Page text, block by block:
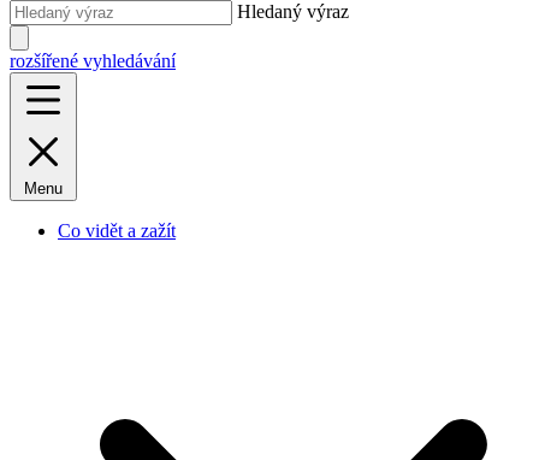
Hledaný výraz
rozšířené vyhledávání
Menu
Co vidět a zažít